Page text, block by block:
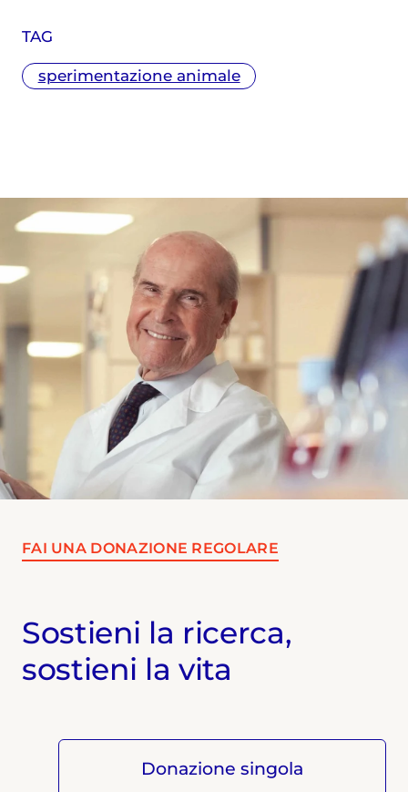
TAG
sperimentazione animale
FAI UNA DONAZIONE REGOLARE
Sostieni la ricerca,
sostieni la vita
Donazione singola